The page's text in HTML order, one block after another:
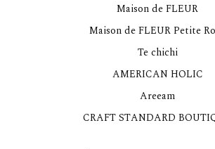
Maison de FLEUR
Maison de FLEUR Petite
Te chichi
AMERICAN HOLIC
Areeam
CRAFT STANDARD